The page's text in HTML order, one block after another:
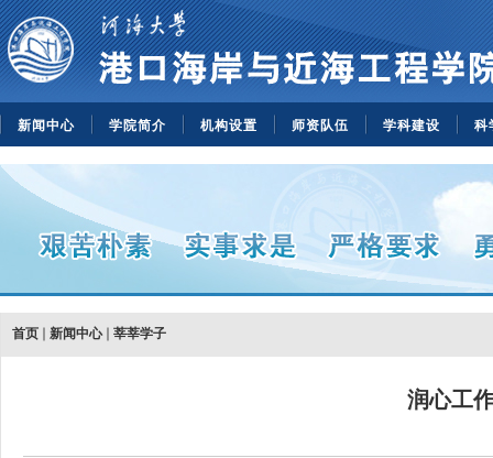
新闻中心 学院简介 机构设置 师资队伍 学科建设 科
首页 新闻中心 莘莘学子
润心工